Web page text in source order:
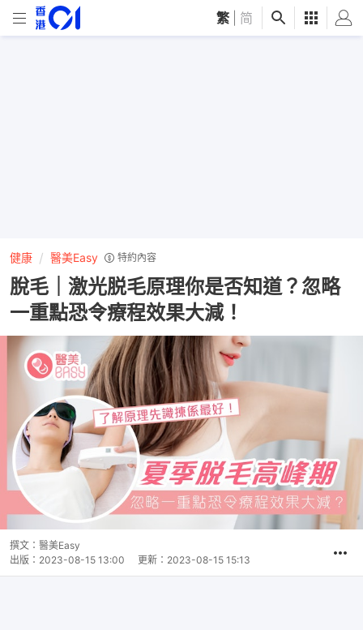
繁 简
健康 醫美Easy 特約內容
脫毛｜激光脱毛原理你是否知道？忽略
一重點恐令療程效果大減！
撰文： 醫美Easy
出版： 2023-08-15 13:00 更新： 2023-08-15 15:13